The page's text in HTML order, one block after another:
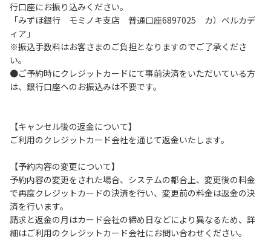
９．レンタル品はビジターセンターに返却してください。
【禁⽌事項】
１．花⽕（⼿持ちや打ち上げなど全て）
２．地⾯への直⽕による焚き⽕、BBQ、キャンプファイヤー
３．硬いボールでの野球、キャッチボール・サッカー
４．芝⽣をいためる恐れのある⾏為
７．申込みされたサイト以外のサイトの利⽤や共⽤部の占有
⾏為
うこと
９．その他周りに迷惑となるような⾏為（夜間の⼤声での談
笑等）や他⼈に嫌悪感を与えるような⾏為
１０．ペット同伴での利⽤
行口座にお振り込みください。
「みずほ銀行 モミノキ支店 普通口座6897025 カ）ベルカデ
ィア」
※振込手数料はお客さまのご負担となりますのでご了承くださ
い。
●ご予約時にクレジットカードにて事前決済をいただいている方
は、銀行口座へのお振込みは不要です。
【キャンセル後の返金について】
ご利用のクレジットカード会社を通じて返金いたします。
【予約内容の変更について】
予約内容の変更をされた場合、システムの都合上、変更後の料金
で再度クレジットカードの決済を行い、変更前の料金は返金の決
済を行います。
請求と返金の月はカード会社の締め日などにより異なるため、詳
細はご利用のクレジットカード会社にお問い合わせください。